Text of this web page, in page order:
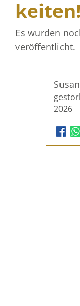
keiten!
Es wurden
veröffentlicht.
2026